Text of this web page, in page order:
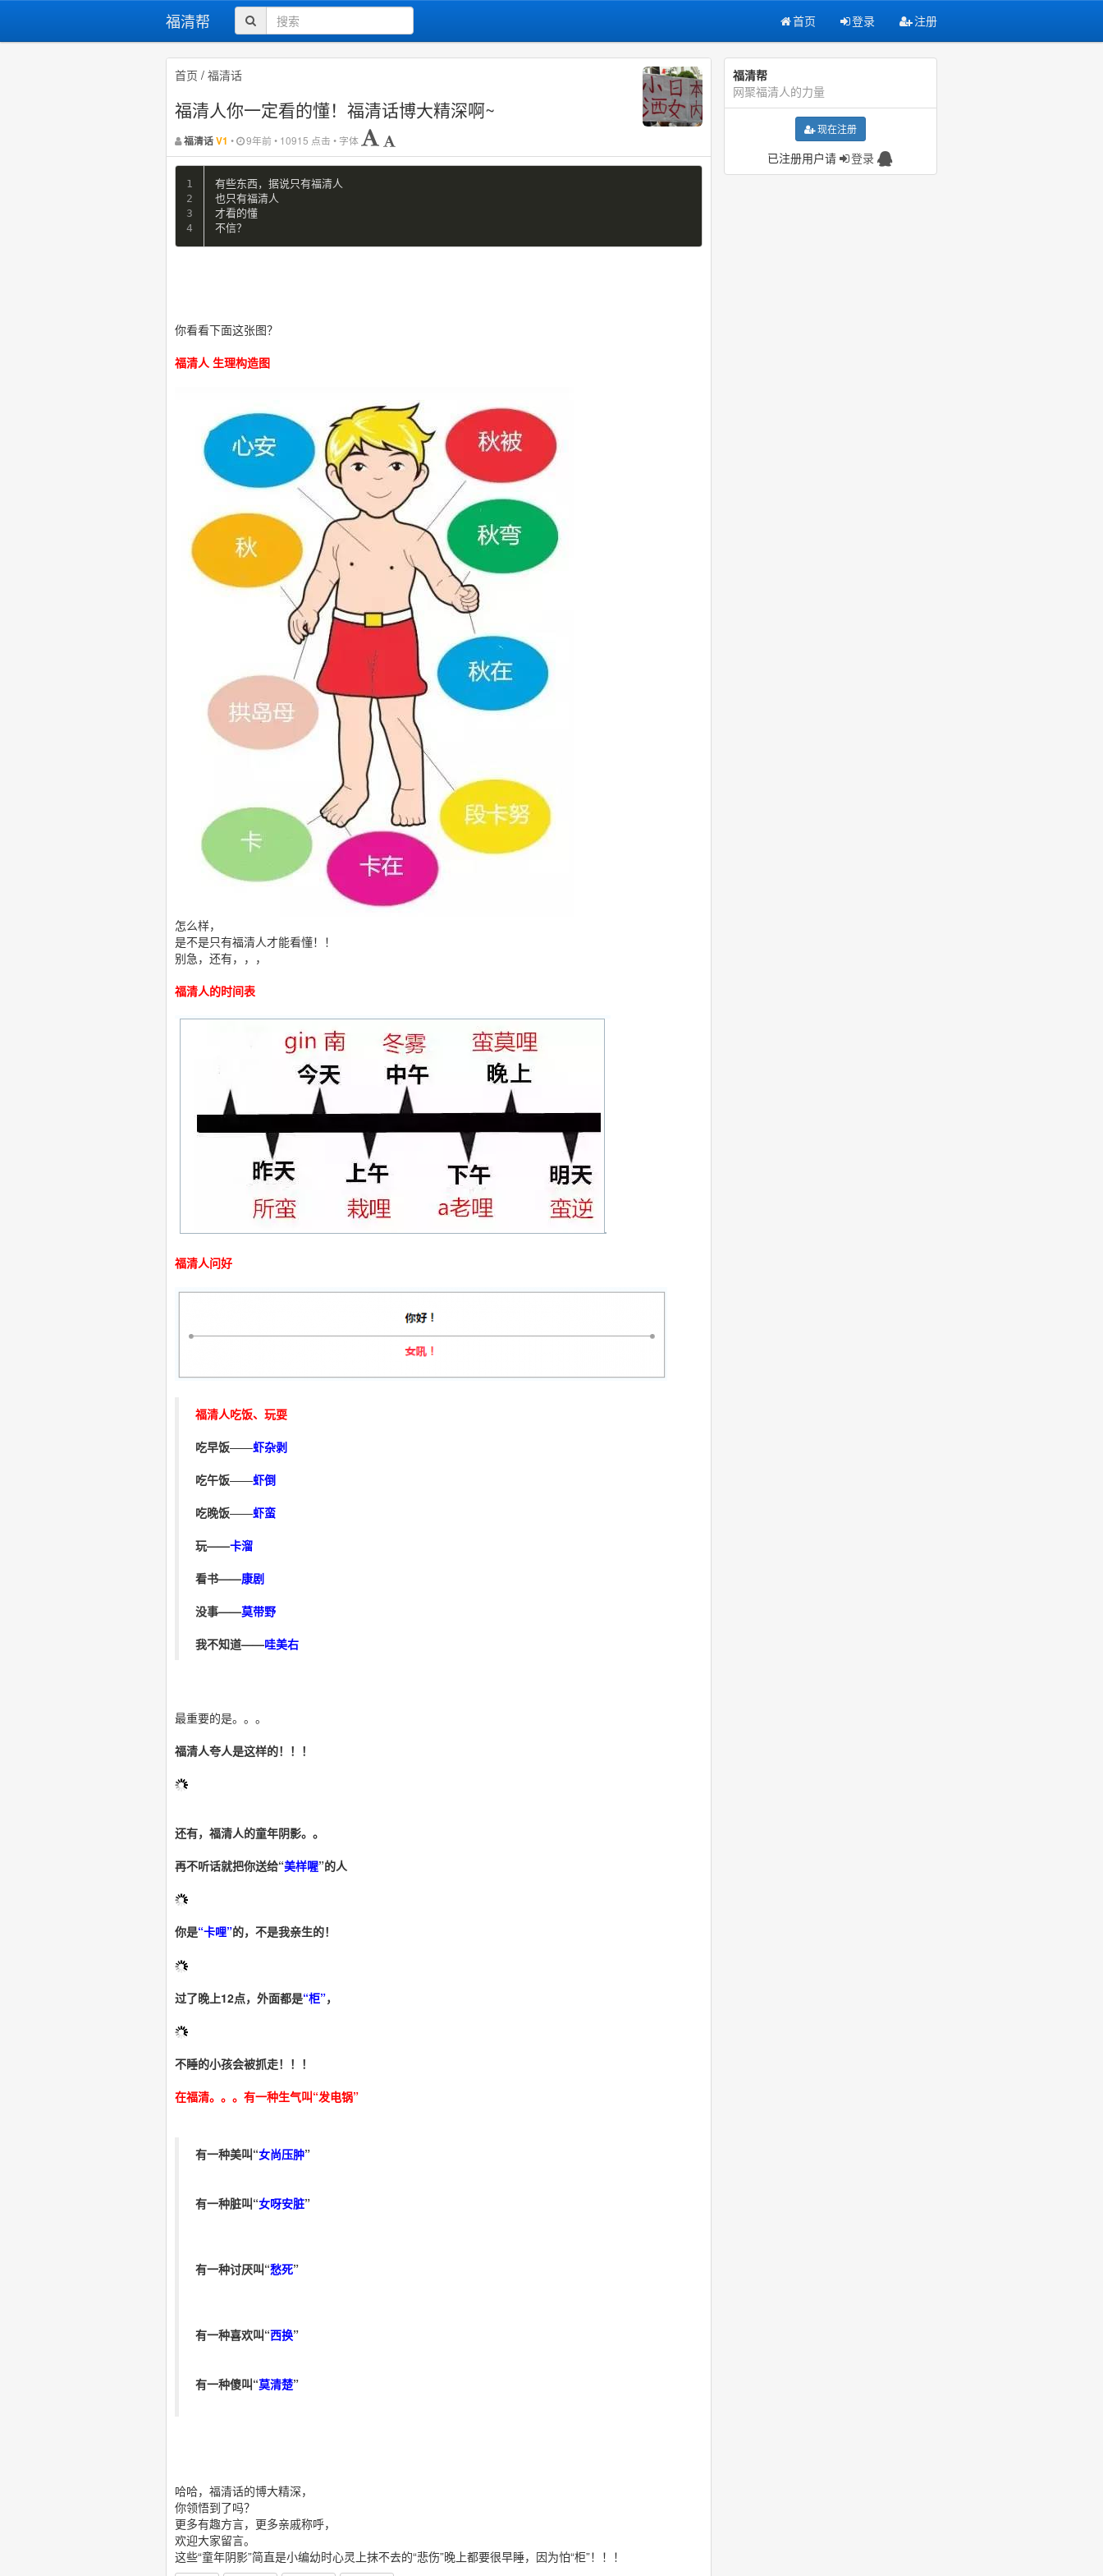
福清帮 首页 登录 注册
首页 / 福清话
福清人你一定看的懂！福清话博大精深啊~
福清话V1 • 9年前 • 10915 点击 • 字体
1
2
3
有些东西，据说只有福清人
也只有福清人
才看的懂
不信？
你看看下面这张图？
福清人 生理构造图
怎么样，
是不是只有福清人才能看懂！！
别急，还有，，，
福清人的时间表
福清人问好
福清人吃饭、玩耍
吃早饭——虾杂剥
吃午饭——虾倒
吃晚饭——虾蛮
玩——卡溜
看书——康剧
没事——莫带野
我不知道——哇美右
最重要的是。。。
福清人夸人是这样的！！！
还有，福清人的童年阴影。。
再不听话就把你送给“美样喔”的人
你是“卡哩”的，不是我亲生的！
福清帮
网聚福清人的力量
现在注册
已注册用户请 登录